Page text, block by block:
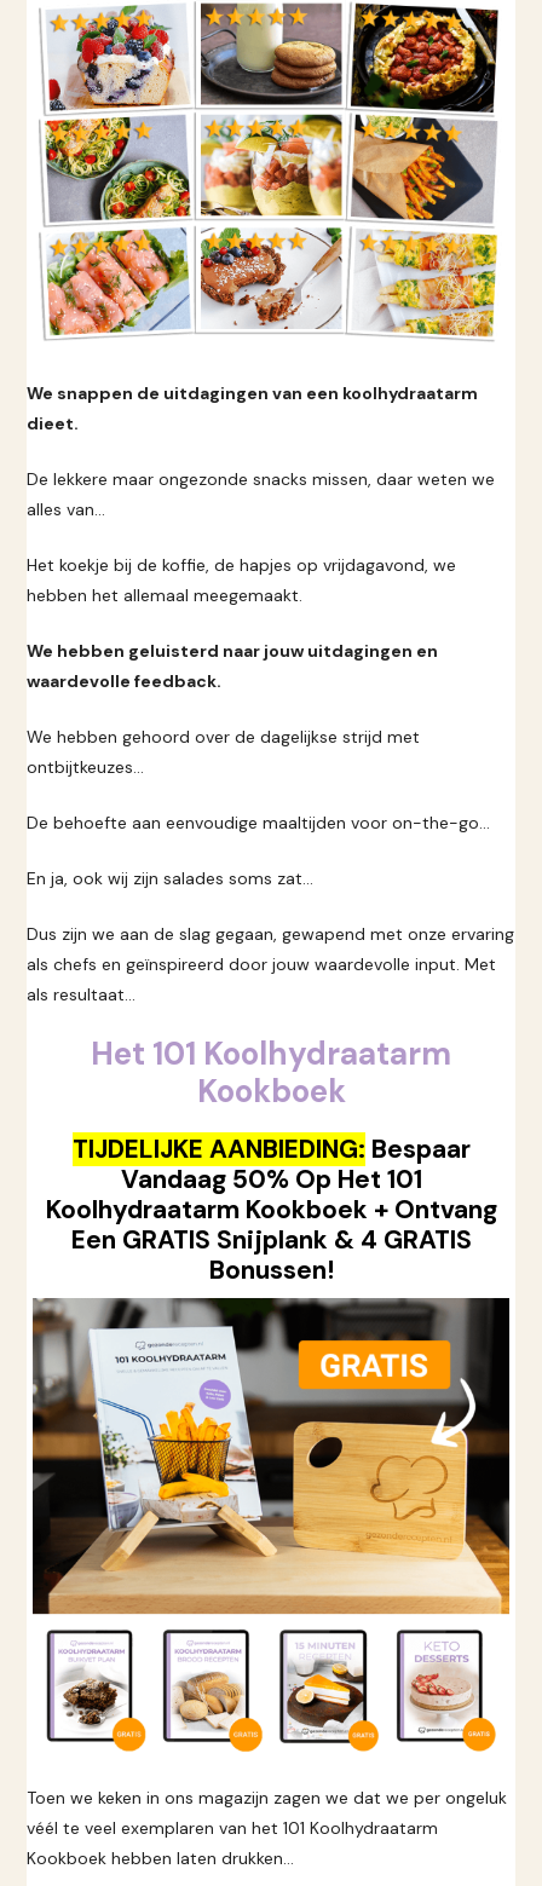
We snappen de uitdagingen van een koolhydraatarm
dieet.
De lekkere maar ongezonde snacks missen, daar weten we
alles van...
Het koekje bij de koffie, de hapjes op vrijdagavond, we
hebben het allemaal meegemaakt.
We hebben geluisterd naar jouw uitdagingen en
waardevolle feedback.
We hebben gehoord over de dagelijkse strijd met
ontbijtkeuzes...
De behoefte aan eenvoudige maaltijden voor on-the-go...
En ja, ook wij zijn salades soms zat...
Dus zijn we aan de slag gegaan, gewapend met onze ervaring
als chefs en geïnspireerd door jouw waardevolle input. Met
als resultaat...
Het 101 Koolhydraatarm
Kookboek
TIJDELIJKE AANBIEDING: Bespaar
Vandaag 50% Op Het 101
Koolhydraatarm Kookboek + Ontvang
Een GRATIS Snijplank & 4 GRATIS
Bonussen!
Toen we keken in ons magazijn zagen we dat we per ongeluk
véél te veel exemplaren van het 101 Koolhydraatarm
Kookboek hebben laten drukken…